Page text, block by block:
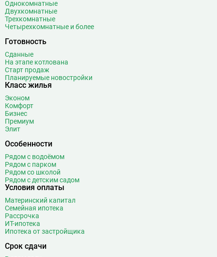
Однокомнатные
Двухкомнатные
Трехкомнатные
Четырехкомнатные и более
Готовность
Сданные
На этапе котлована
Старт продаж
Планируемые новостройки
Класс жилья
Эконом
Комфорт
Бизнес
Премиум
Элит
Особенности
Рядом с водоёмом
Рядом с парком
Рядом со школой
Рядом с детским садом
Условия оплаты
Материнский капитал
Семейная ипотека
Рассрочка
ИТ-ипотека
Ипотека от застройщика
Срок сдачи